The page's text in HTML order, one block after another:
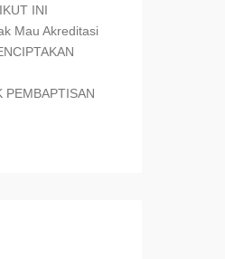
INI
Mau Akreditasi
PEMBAPTISAN